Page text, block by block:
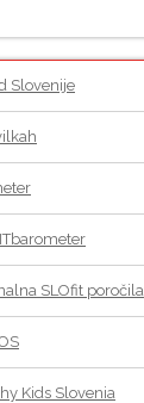
Slovenije
SLOfit poročila
Kids Slovenia